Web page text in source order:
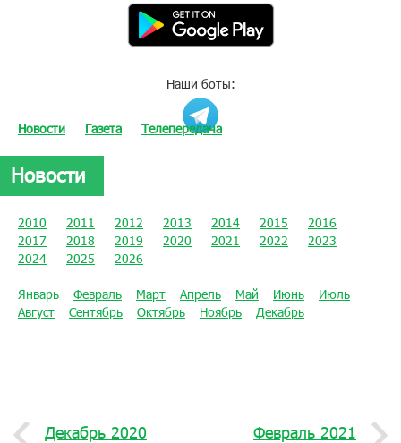
Наши боты:
Новости Газета Телепередача
Новости
2010 2011 2012 2013 2014 2015
2016
2017
2018 2019 2020 2021 2022
2023
2024
2025 2026
Январь Февраль Март Апрель Май Июнь
Июль
Август
Сентябрь Октябрь Ноябрь Декабрь
Декабрь 2020 Февраль 2021